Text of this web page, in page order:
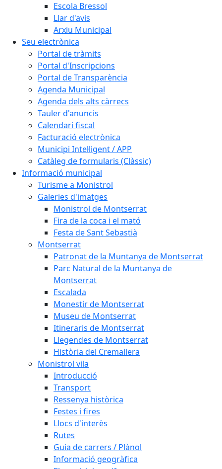
Escola Bressol
Llar d'avis
Arxiu Municipal
Seu electrònica
Portal de tràmits
Portal d'Inscripcions
Portal de Transparència
Agenda Municipal
Agenda dels alts càrrecs
Tauler d'anuncis
Calendari fiscal
Facturació electrònica
Municipi Intel·ligent / APP
Catàleg de formularis (Clàssic)
Informació municipal
Turisme a Monistrol
Galeries d'imatges
Monistrol de Montserrat
Fira de la coca i el mató
Festa de Sant Sebastià
Montserrat
Patronat de la Muntanya de Montserrat
Parc Natural de la Muntanya de
Montserrat
Escalada
Monestir de Montserrat
Museu de Montserrat
Itineraris de Montserrat
Llegendes de Montserrat
Història del Cremallera
Monistrol vila
Introducció
Transport
Ressenya històrica
Festes i fires
Llocs d'interès
Rutes
Guia de carrers / Plànol
Informació geogràfica